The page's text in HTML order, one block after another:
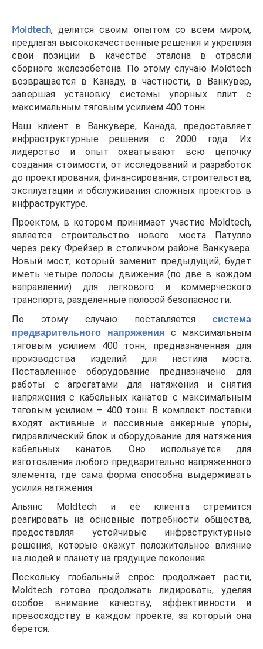
Moldtech, делится своим опытом со всем миром,
предлагая высококачественные решения и укрепляя
свои позиции в качестве эталона в отрасли
сборного железобетона. По этому случаю Moldtech
возвращается в Канаду, в частности, в Ванкувер,
завершая установку системы упорных плит с
максимальным тяговым усилием 400 тонн.
Наш клиент в Ванкувере, Канада, предоставляет
инфраструктурные решения с 2000 года. Их
лидерство и опыт охватывают всю цепочку
создания стоимости, от исследований и разработок
до проектирования, финансирования, строительства,
эксплуатации и обслуживания сложных проектов в
инфраструктуре.
Проектом, в котором принимает участие Moldtech,
является строительство нового моста Патулло
через реку Фрейзер в столичном районе Ванкувера.
Новый мост, который заменит предыдущий, будет
иметь четыре полосы движения (по две в каждом
направлении) для легкового и коммерческого
транспорта, разделенные полосой безопасности.
По этому случаю поставляется система
предварительного напряжения с максимальным
тяговым усилием 400 тонн, предназначенная для
производства изделий для настила моста.
Поставленное оборудование предназначено для
работы с агрегатами для натяжения и снятия
напряжения с кабельных канатов с максимальным
тяговым усилием – 400 тонн. В комплект поставки
входят активные и пассивные анкерные упоры,
гидравлический блок и оборудование для натяжения
кабельных канатов. Оно используется для
изготовления любого предварительно напряженного
элемента, где сама форма способна выдерживать
усилия натяжения.
Альянс Moldtech и её клиента стремится
реагировать на основные потребности общества,
предоставляя устойчивые инфраструктурные
решения, которые окажут положительное влияние
на людей и планету на грядущие поколения.
Поскольку глобальный спрос продолжает расти,
Moldtech готова продолжать лидировать, уделяя
особое внимание качеству, эффективности и
превосходству в каждом проекте, за который она
берется.